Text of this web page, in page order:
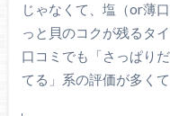
じゃなくて、塩（or薄
っと貝のコクが残るタイ
口コミでも「さっぱり
てる」系の評価が多く